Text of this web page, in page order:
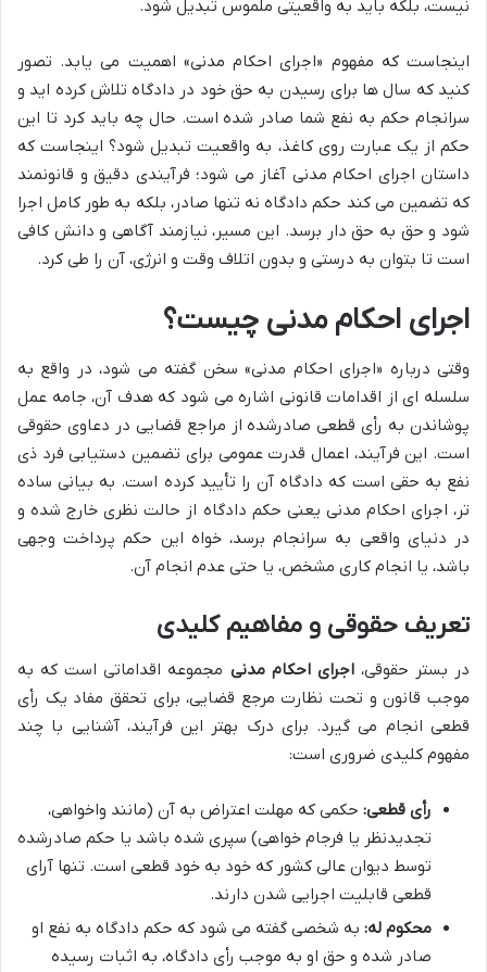
نیست، بلکه باید به واقعیتی ملموس تبدیل شود.
اینجاست که مفهوم «اجرای احکام مدنی» اهمیت می یابد. تصور
کنید که سال ها برای رسیدن به حق خود در دادگاه تلاش کرده اید و
سرانجام حکم به نفع شما صادر شده است. حال چه باید کرد تا این
حکم از یک عبارت روی کاغذ، به واقعیت تبدیل شود؟ اینجاست که
داستان اجرای احکام مدنی آغاز می شود؛ فرآیندی دقیق و قانونمند
که تضمین می کند حکم دادگاه نه تنها صادر، بلکه به طور کامل اجرا
شود و حق به حق دار برسد. این مسیر، نیازمند آگاهی و دانش کافی
است تا بتوان به درستی و بدون اتلاف وقت و انرژی، آن را طی کرد.
اجرای احکام مدنی چیست؟
وقتی درباره «اجرای احکام مدنی» سخن گفته می شود، در واقع به
سلسله ای از اقدامات قانونی اشاره می شود که هدف آن، جامه عمل
پوشاندن به رأی قطعی صادرشده از مراجع قضایی در دعاوی حقوقی
است. این فرآیند، اعمال قدرت عمومی برای تضمین دستیابی فرد ذی
نفع به حقی است که دادگاه آن را تأیید کرده است. به بیانی ساده
تر، اجرای احکام مدنی یعنی حکم دادگاه از حالت نظری خارج شده و
در دنیای واقعی به سرانجام برسد، خواه این حکم پرداخت وجهی
باشد، یا انجام کاری مشخص، یا حتی عدم انجام آن.
تعریف حقوقی و مفاهیم کلیدی
در بستر حقوقی،اجرای احکام مدنی مجموعه اقداماتی است که به
موجب قانون و تحت نظارت مرجع قضایی، برای تحقق مفاد یک رأی
قطعی انجام می گیرد. برای درک بهتر این فرآیند، آشنایی با چند
مفهوم کلیدی ضروری است:
رأی قطعی: حکمی که مهلت اعتراض به آن (مانند واخواهی،
تجدیدنظر یا فرجام خواهی) سپری شده باشد یا حکم صادرشده
توسط دیوان عالی کشور که خود به خود قطعی است. تنها آرای
قطعی قابلیت اجرایی شدن دارند.
محکوم له: به شخصی گفته می شود که حکم دادگاه به نفع او
صادر شده و حق او به موجب رأی دادگاه، به اثبات رسیده